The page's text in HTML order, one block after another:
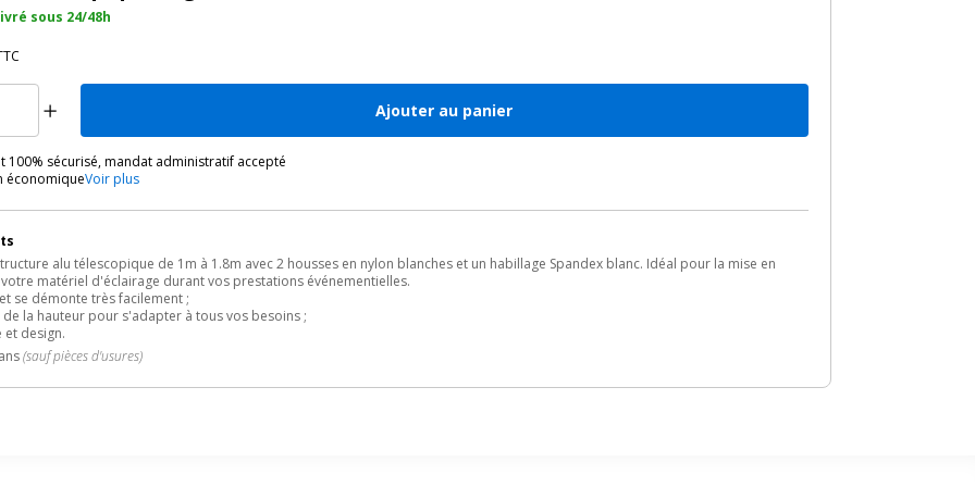
sous 24/48h
Ajouter au panier
100% sécurisé, mandat administratif accepté
économiqueVoir plus
alu télescopique de 1m à 1.8m avec 2 housses en nylon blanches et un habillage Spandex blanc. Idéal pour la mise en
matériel d'éclairage durant vos prestations événementielles.
se démonte très facilement ;
la hauteur pour s'adapter à tous vos besoins ;
et design.
(sauf pièces d'usures)